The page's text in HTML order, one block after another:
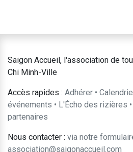
Saigon Accueil, l'association de
Chi Minh-Ville
Accès rapides : Adhérer •
événements • L'Écho des rizières •
partenaires​​
Nous contacter : ​via notre
association@saigonaccueil.com